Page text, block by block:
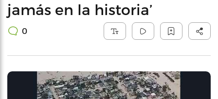
jamás en la historia’
0